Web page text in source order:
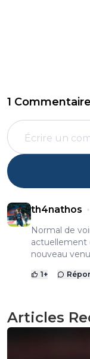
1
th4nathos
Normal de
actuellement
nouveau
1+
Articles